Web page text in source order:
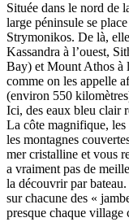
Située dans le nord de
large péninsule se
Strymonikos. De là,
Kassandra à l’ouest,
Bay) et Mount Athos à
comme on les appelle
(environ 550
Ici, des eaux bleu clair
La côte magnifique, les
les montagnes
mer cristalline et vous
a vraiment pas de
la découvrir par
sur chacune des «
presque chaque village